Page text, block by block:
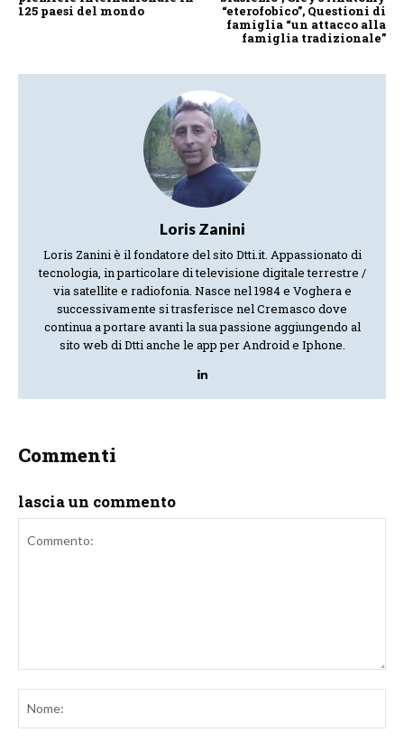
125 paesi del mondo
“eterofobico”, Questioni di
famiglia “un attacco alla
famiglia tradizionale”
Loris Zanini
Loris Zanini è il fondatore del sito Dtti.it. Appassionato di
tecnologia, in particolare di televisione digitale terrestre /
via satellite e radiofonia. Nasce nel 1984 e Voghera e
successivamente si trasferisce nel Cremasco dove
continua a portare avanti la sua passione aggiungendo al
sito web di Dtti anche le app per Android e Iphone.
Commenti
lascia un commento